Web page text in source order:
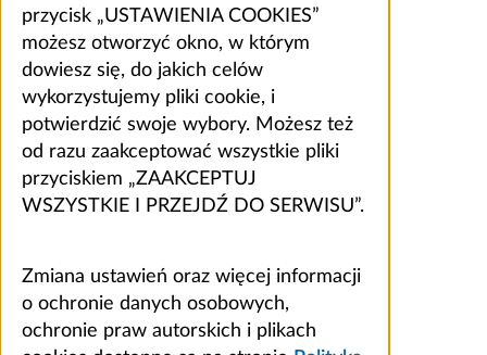
przycisk „USTAWIENIA COOKIES”
możesz otworzyć okno, w którym
dowiesz się, do jakich celów
wykorzystujemy pliki cookie, i
potwierdzić swoje wybory. Możesz też
od razu zaakceptować wszystkie pliki
przyciskiem „ZAAKCEPTUJ
WSZYSTKIE I PRZEJDŹ DO SERWISU”.
Zmiana ustawień oraz więcej informacji
o ochronie danych osobowych,
ochronie praw autorskich i plikach